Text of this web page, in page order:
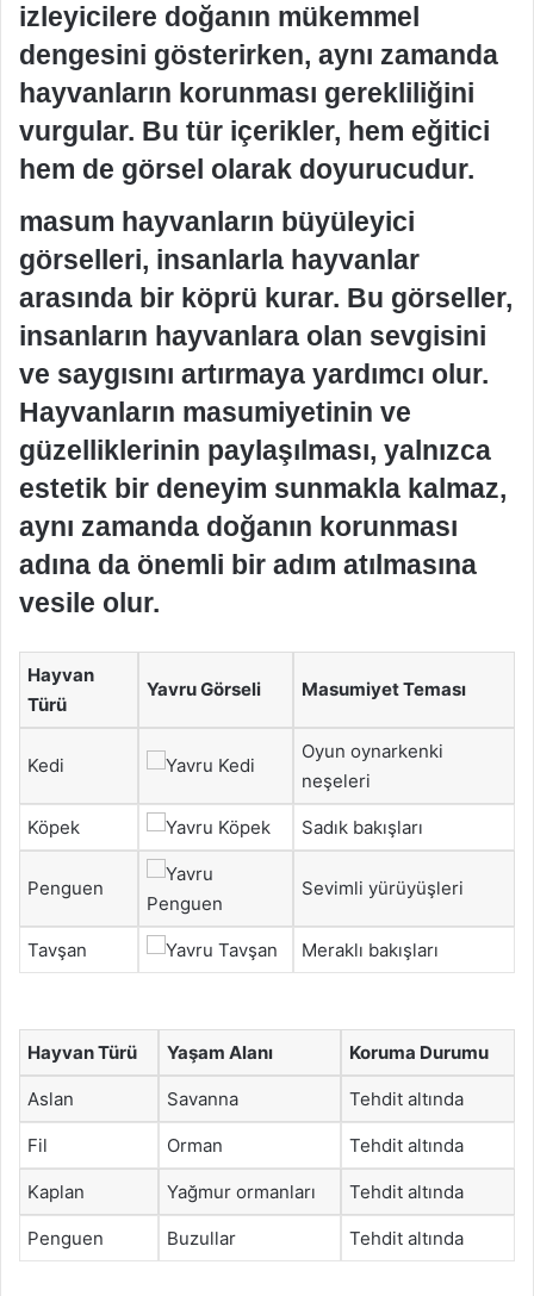
izleyicilere doğanın mükemmel
dengesini gösterirken, aynı zamanda
hayvanların korunması gerekliliğini
vurgular. Bu tür içerikler, hem eğitici
hem de görsel olarak doyurucudur.
masum hayvanların büyüleyici
görselleri, insanlarla hayvanlar
arasında bir köprü kurar. Bu görseller,
insanların hayvanlara olan sevgisini
ve saygısını artırmaya yardımcı olur.
Hayvanların masumiyetinin ve
güzelliklerinin paylaşılması, yalnızca
estetik bir deneyim sunmakla kalmaz,
aynı zamanda doğanın korunması
adına da önemli bir adım atılmasına
vesile olur.
Hayvan
Türü
Yavru Görseli Masumiyet Teması
Kedi
Oyun oynarkenki
neşeleri
Köpek Sadık bakışları
Penguen Sevimli yürüyüşleri
Tavşan Meraklı bakışları
Hayvan Türü Yaşam Alanı Koruma Durumu
Aslan Savanna Tehdit altında
Fil Orman Tehdit altında
Kaplan Yağmur ormanları Tehdit altında
Penguen Buzullar Tehdit altında